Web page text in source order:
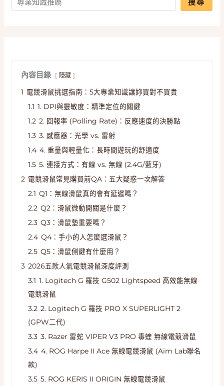
內容目錄 隱藏
1 電競滑鼠挑選指南：5大專業知識讓妳買對不買貴
1.1 1. DPI與靈敏度：精準定位的關鍵
1.2 2. 回報率 (Polling Rate)：反應速度的決勝點
1.3 3. 感應器：光學 vs. 雷射
1.4 4. 重量與輕量化：長時間遊玩的舒適度
1.5 5. 連接方式：有線 vs. 無線 (2.4G/藍牙)
2 電競滑鼠常見購買前QA：五大疑惑一次解答
2.1 Q1：無線滑鼠真的會有延遲嗎？
2.2 Q2：滑鼠微動開關是什麼？
2.3 Q3：滑鼠墊重要嗎？
2.4 Q4：手小的人怎麼選滑鼠？
2.5 Q5：滑鼠側鍵有什麼用？
3 2026五款人氣電競滑鼠深度評測
3.1 1. Logitech G 羅技 G502 Lightspeed 高效能無線
電競滑鼠
3.2 2. Logitech G 羅技 PRO X SUPERLIGHT 2
(GPW二代)
3.3 3. Razer 雷蛇 VIPER V3 PRO 毒蝰 無線電競滑鼠
3.4 4. ROG Harpe II Ace 無線電競滑鼠 (Aim Lab聯名
款)
3.5 5. ROG KERIS II ORIGIN 無線電競滑鼠